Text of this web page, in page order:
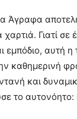
Άγραφα
χαρτιά. Γιατί
εμπόδιο, αυτή η
καθημερινή
και
το